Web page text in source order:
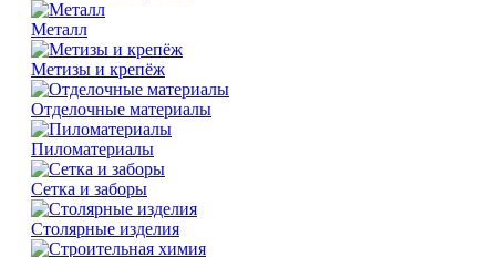
Металл
Метизы и крепёж
Отделочные материалы
Пиломатериалы
Сетка и заборы
Столярные изделия